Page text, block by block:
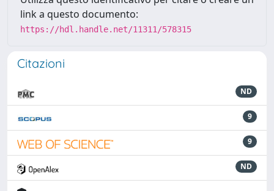
link a questo documento:
https://hdl.handle.net/11311/578315
Citazioni
ND
9
9
ND